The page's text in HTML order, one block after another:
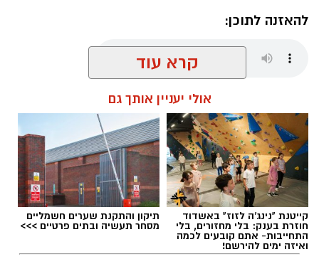
להאזנה לתוכן:
תגים:מד"א אשדוד
קרא עוד
אולי יעניין אותך גם
קייטנת "נינג'ה לזוז" באשדוד
חוזרת בענק: בלי מחזורים, בלי
התחייבות- אתם קובעים לכמה
ואיזה ימים להירשם!
תיקון והתקנת שערים חשמליים
מסחר תעשיה ובתים פרטיים >>>